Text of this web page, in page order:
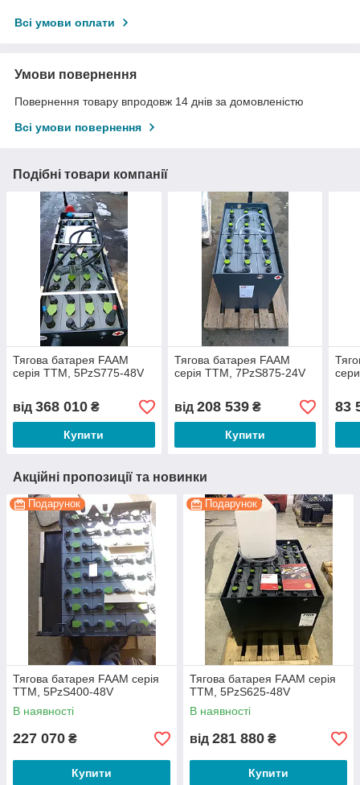
Всі умови оплати
Умови повернення
Повернення товару впродовж 14 днів за домовленістю
Всі умови повернення
Подібні товари компанії
Тягова батарея FAAM
серія TTM, 5PzS775-48V
від 368 010 ₴
Купити
Тягова батарея FAAM
серія TTM, 7PzS875-24V
від 208 539₴
Купити
83
Акційні пропозиції та новинки
Подарунок
Тягова батарея FAAM серія
TTM, 5PzS400-48V
В наявності
227 070 ₴
Купити
Подарунок
Тягова батарея FAAM серія
TTM, 5PzS625-48V
В наявності
від 281 880 ₴
Купити